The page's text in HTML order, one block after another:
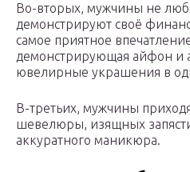
Во-вторых, мужчины не
демонстрируют своё
самое приятное
демонстрирующая айфон и
ювелирные украшения в
В-третьих, мужчины
шевелюры, изящных
аккуратного маникюра.